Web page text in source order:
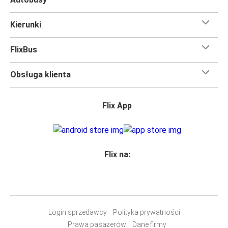
oznacza wygodną podróż w wielkim stylu, z
udogodnieniami
, więc
nawet jeśli wybierasz się w długą podróż, nie musisz się
Wszyscy podróżujący z biletamimają zagwarantowane
wybrać specjalne miejsce, możesz zrobić to podczas
miejsce ze stolikiem, panoramę lub dodatkowe, puste
Kierunki
FlixBus
Obsługa klienta
Flix App
Flix na:
Login sprzedawcy
Polityka prywatności
Prawa pasażerów
Dane firmy